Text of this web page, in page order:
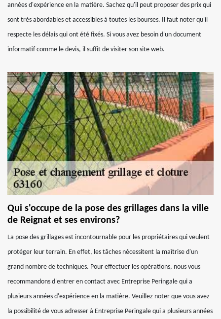
années d'expérience en la matière. Sachez qu'il peut proposer des prix qui
sont très abordables et accessibles à toutes les bourses. Il faut noter qu'il
respecte les délais qui ont été fixés. Si vous avez besoin d'un document
informatif comme le devis, il suffit de visiter son site web.
Qui s'occupe de la pose des grillages dans la ville
de Reignat et ses environs?
La pose des grillages est incontournable pour les propriétaires qui veulent
protéger leur terrain. En effet, les tâches nécessitent la maîtrise d'un
grand nombre de techniques. Pour effectuer les opérations, nous vous
recommandons d'entrer en contact avec Entreprise Peringale qui a
plusieurs années d'expérience en la matière. Veuillez noter que vous avez
la possibilité de vous adresser à Entreprise Peringale qui a plusieurs années